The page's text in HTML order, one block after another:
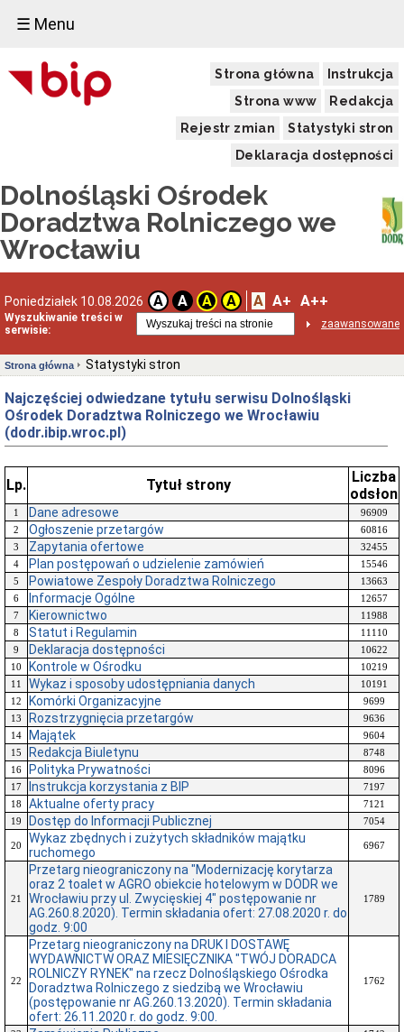
☰ Menu
Strona główna
Instrukcja
Strona www
Redakcja
Rejestr zmian
Statystyki stron
Deklaracja dostępności
Dolnośląski Ośrodek
Doradztwa Rolniczego we
Wrocławiu
Poniedziałek 10.08.2026 A A A A A A+ A++
Wyszukiwanie treści w
serwisie:
zaawansowane
Strona główna Statystyki stron
Najczęściej odwiedzane tytułu serwisu Dolnośląski
Ośrodek Doradztwa Rolniczego we Wrocławiu
(dodr.ibip.wroc.pl)
Lp. Tytuł strony
Liczba
odsłon
1 Dane adresowe
96909
2
Ogłoszenie przetargów
60816
3
Zapytania ofertowe
32455
4
Plan postępowań o udzielenie zamówień
15546
5
Powiatowe Zespoły Doradztwa Rolniczego
13663
6
Informacje Ogólne
12657
7
Kierownictwo
11988
8
Statut i Regulamin
11110
9
Deklaracja dostępności
10622
10
Kontrole w Ośrodku
10219
11
Wykaz i sposoby udostępniania danych
10191
12
Komórki Organizacyjne
9699
13
Rozstrzygnięcia przetargów
9636
14
Majątek
9604
15
Redakcja Biuletynu
8748
16
Polityka Prywatności
8096
17
Instrukcja korzystania z BIP
7197
18
Aktualne oferty pracy
7121
19
Dostęp do Informacji Publicznej 7054
20
Wykaz zbędnych i zużytych składników majątku
ruchomego
6967
21
Przetarg nieograniczony na "Modernizację korytarza
oraz 2 toalet w AGRO obiekcie hotelowym w DODR we
Wrocławiu przy ul. Zwycięskiej 4" postępowanie nr
AG.260.8.2020). Termin składania ofert: 27.08.2020 r. do
godz. 9:00
1789
22
Przetarg nieograniczony na DRUK I DOSTAWĘ
WYDAWNICTW ORAZ MIESIĘCZNIKA "TWÓJ DORADCA
ROLNICZY RYNEK" na rzecz Dolnośląskiego Ośrodka
Doradztwa Rolniczego z siedzibą we Wrocławiu
(postępowanie nr AG.260.13.2020). Termin składania
ofert: 26.11.2020 r. do godz. 9:00.
1762